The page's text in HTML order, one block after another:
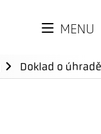
MENU
Doklad o